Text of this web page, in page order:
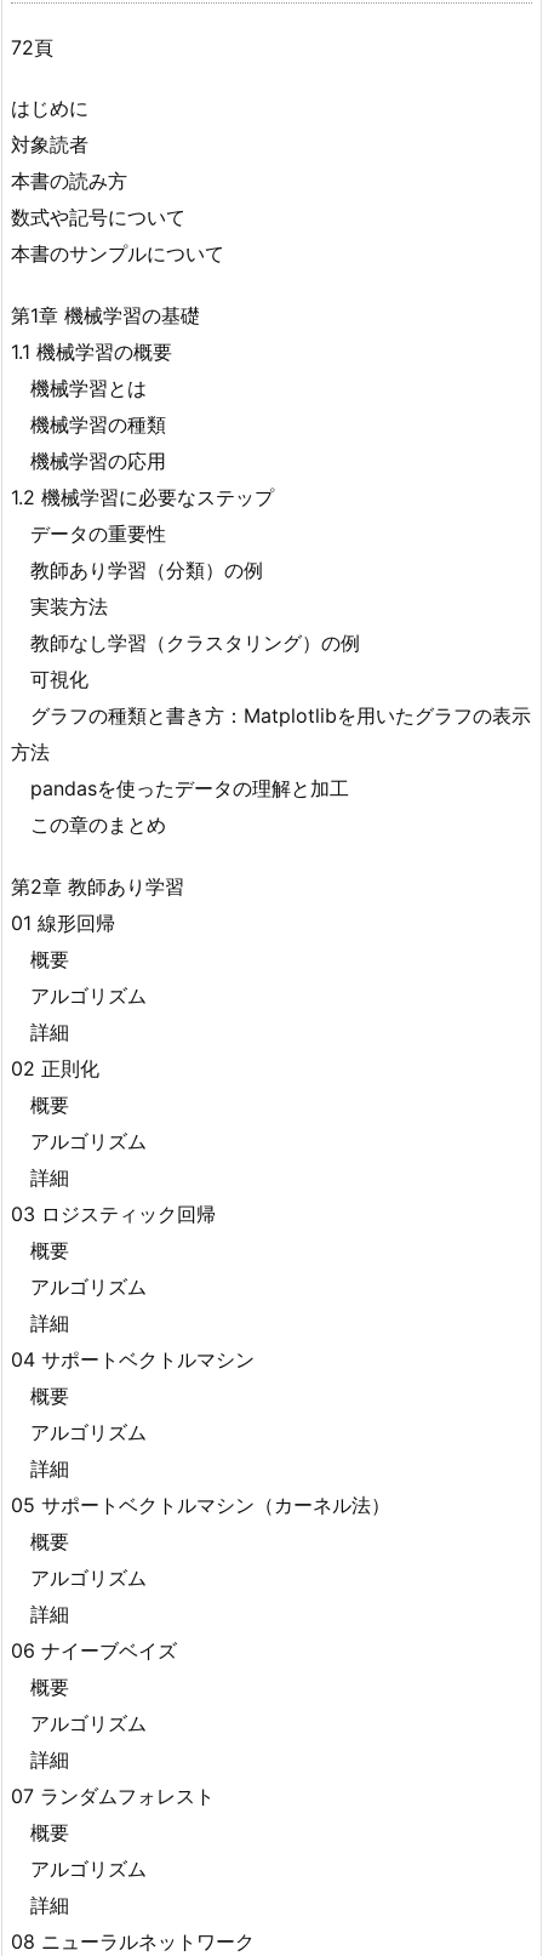
72頁
はじめに
対象読者
本書の読み方
数式や記号について
本書のサンプルについて
第1章 機械学習の基礎
1.1 機械学習の概要
機械学習とは
機械学習の種類
機械学習の応用
1.2 機械学習に必要なステップ
データの重要性
教師あり学習（分類）の例
実装方法
教師なし学習（クラスタリング）の例
可視化
グラフの種類と書き方：Matplotlibを用いたグラフの表示
方法
pandasを使ったデータの理解と加工
この章のまとめ
第2章 教師あり学習
01 線形回帰
概要
アルゴリズム
詳細
02 正則化
概要
アルゴリズム
詳細
03 ロジスティック回帰
概要
アルゴリズム
詳細
04 サポートベクトルマシン
概要
アルゴリズム
詳細
05 サポートベクトルマシン（カーネル法）
概要
アルゴリズム
詳細
06 ナイーブベイズ
概要
アルゴリズム
詳細
07 ランダムフォレスト
概要
アルゴリズム
詳細
08 ニューラルネットワーク